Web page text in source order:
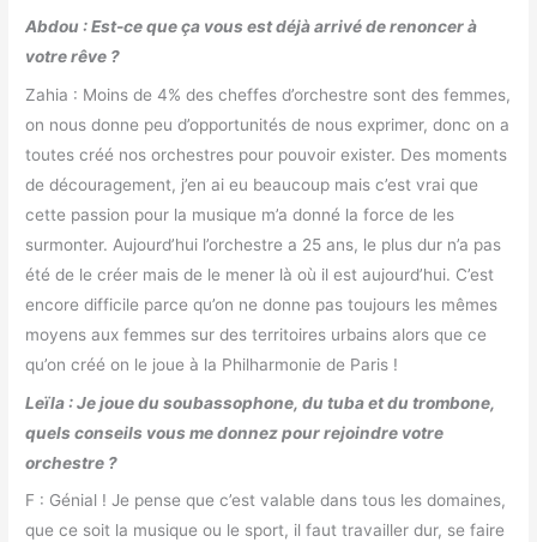
Abdou : Est-ce que ça vous est déjà arrivé de renoncer à
votre rêve ?
Zahia : Moins de 4% des cheffes d’orchestre sont des femmes,
on nous donne peu d’opportunités de nous exprimer, donc on a
toutes créé nos orchestres pour pouvoir exister. Des moments
de découragement, j’en ai eu beaucoup mais c’est vrai que
cette passion pour la musique m’a donné la force de les
surmonter. Aujourd’hui l’orchestre a 25 ans, le plus dur n’a pas
été de le créer mais de le mener là où il est aujourd’hui. C’est
encore difficile parce qu’on ne donne pas toujours les mêmes
moyens aux femmes sur des territoires urbains alors que ce
qu’on créé on le joue à la Philharmonie de Paris !
Leïla : Je joue du soubassophone, du tuba et du trombone,
quels conseils vous me donnez pour rejoindre votre
orchestre ?
F : Génial ! Je pense que c’est valable dans tous les domaines,
que ce soit la musique ou le sport, il faut travailler dur, se faire